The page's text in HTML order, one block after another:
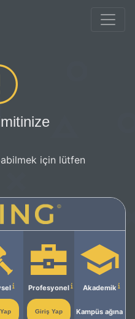
için lütfen
Profesyonel
Giriş Yap
Akademik
Kampüs ağına